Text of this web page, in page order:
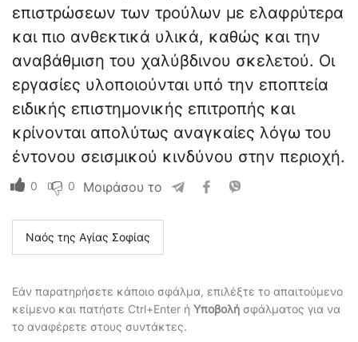
επιστρώσεων των τρούλων με ελαφρύτερα
και πιο ανθεκτικά υλικά, καθώς και την
αναβάθμιση του χαλύβδινου σκελετού. Οι
εργασίες υλοποιούνται υπό την εποπτεία
ειδικής επιστημονικής επιτροπής και
κρίνονται απολύτως αναγκαίες λόγω του
έντονου σεισμικού κινδύνου στην περιοχή.
0 0 Μοιράσου το
Ναός της Αγίας Σοφίας
Εάν παρατηρήσετε κάποιο σφάλμα, επιλέξτε το απαιτούμενο
κείμενο και πατήστε Ctrl+Enter ή Υποβολή σφάλματος για να
το αναφέρετε στους συντάκτες.